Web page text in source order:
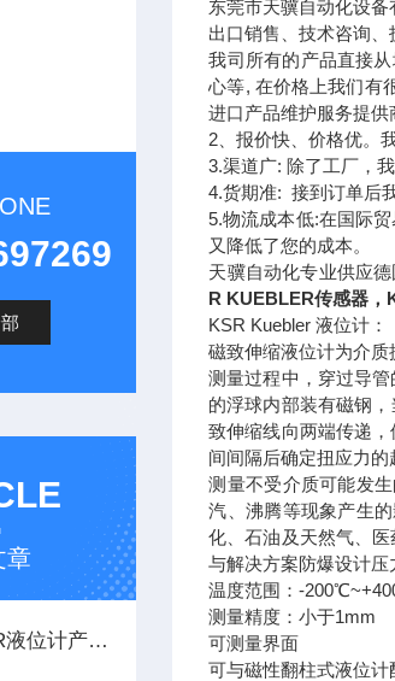
章
KSR KUEBLER液位计产品特点
东莞市天骥自动化设
出口销售、技术咨询、
我司所有的产品直接
心等, 在价格上我们有
进口产品维护服务提
2、报价快、价格优。
3.渠道广: 除了工厂，
4.货期准: 接到订单后
5.物流成本低:在国际
又降低了您的成本。
天骥自动化专业供应
R KUEBLER传感器，
KSR Kuebler 液位计：
磁致伸缩液位计为介质
测量过程中，穿过导
的浮球内部装有磁钢
致伸缩线向两端传递
间间隔后确定扭应力的
测量不受介质可能发
汽、沸腾等现象产生
化、石油及天然气、
与解决方案防爆设计
温度范围：-
测量精度：小于1mm
可测量界面
可与磁性翻柱式液位计